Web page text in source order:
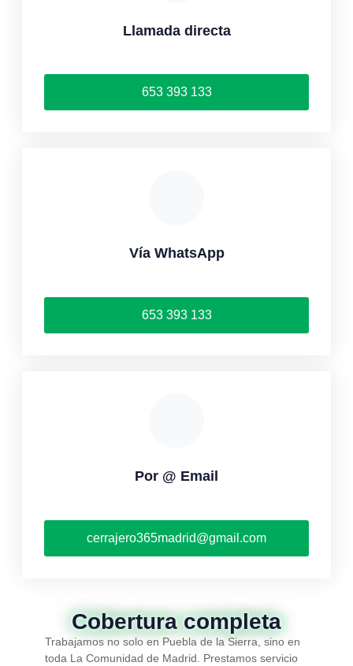
Llamada directa
653 393 133
Vía WhatsApp
653 393 133
Por @ Email
cerrajero365madrid@gmail.com
Cobertura completa
Trabajamos no solo en Puebla de la Sierra, sino en
toda La Comunidad de Madrid. Prestamos servicio